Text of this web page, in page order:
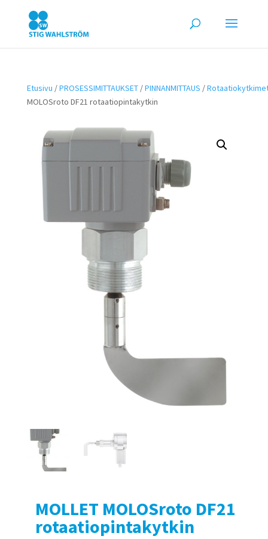
Etusivu /PROSESSIMITTAUKSET/PINNANMITTAUS /
MOLOSroto DF21 rotaatiopintakytkin
MOLLET MOLOSroto DF21
rotaatiopintakytkin